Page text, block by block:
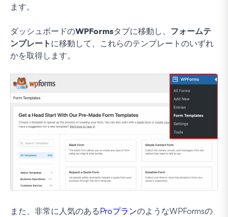
ます。
ダッシュボードのWPFormsタブに移動し、 フォームテ
ンプレート に移動して、これらのテンプレートのいずれ
かを取得します。
また、非常に人気のあるProプランのようなWPFormsの